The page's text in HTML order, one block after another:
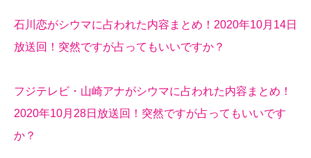
石川恋がシウマに占われた内容まとめ！2020年10月14日
放送回！突然ですが占ってもいいですか？
フジテレビ・山崎アナがシウマに占われた内容まとめ！
2020年10月28日放送回！突然ですが占ってもいいです
か？